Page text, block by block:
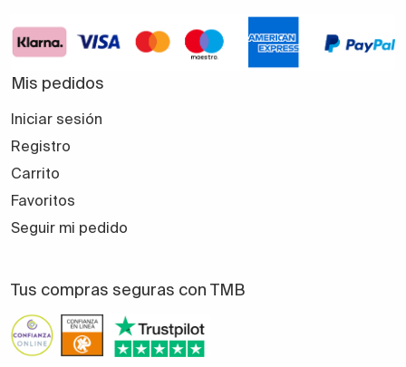
Mis pedidos
Iniciar sesión
Registro
Carrito
Favoritos
Seguir mi pedido
Tus compras seguras con TMB